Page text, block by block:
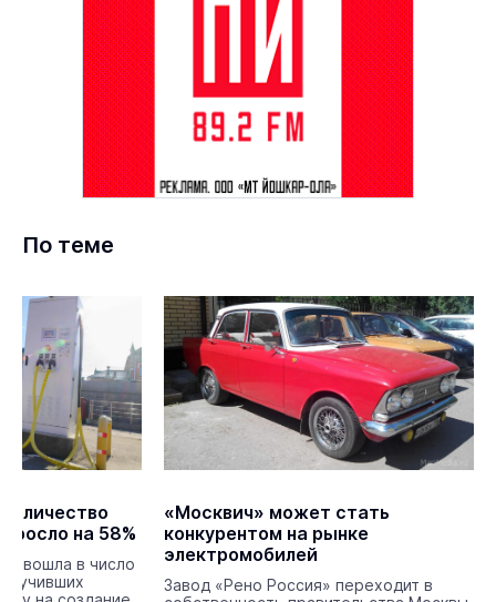
По теме
на 58%
вошла в число
«Москвич» может стать
конкурентом на рынке
электромобилей
Завод «Рено Россия» переходит в